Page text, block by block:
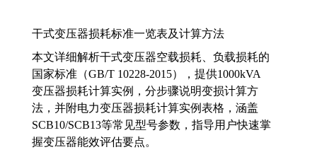
干式变压器损耗标准一览表及计算方法
本文详细解析干式变压器空载损耗、负载损耗的
国家标准（GB/T 10228-2015），提供1000kVA
变压器损耗计算实例，分步骤说明变损计算方
法，并附电力变压器损耗计算实例表格，涵盖
SCB10/SCB13等常见型号参数，指导用户快速掌
握变压器能效评估要点。